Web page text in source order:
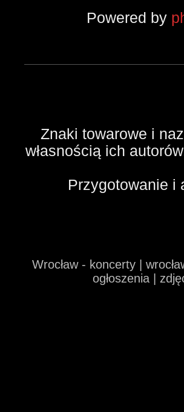
Powered by
Znaki towarowe i
własnością ich
Przygotowanie i
Wrocław - koncerty |
ogłoszenia |